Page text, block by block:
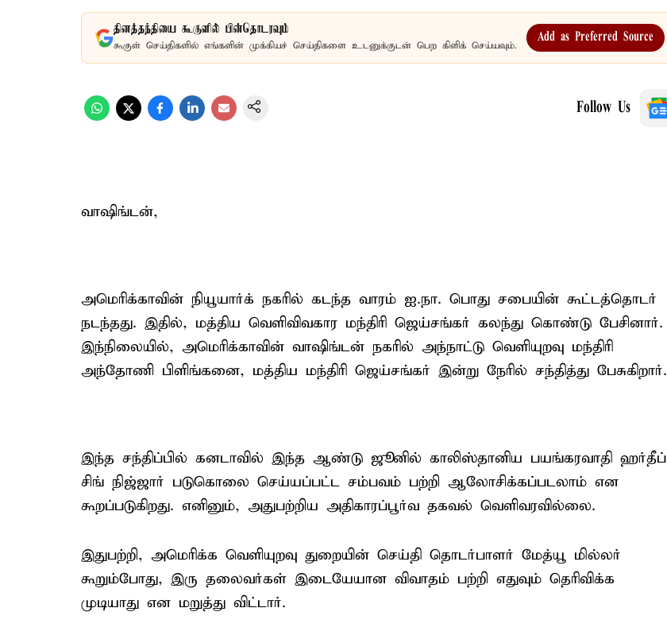
தினத்தந்தியை கூகுளில் பின்தொடரவும்
கூகுள் செய்திகளில் எங்களின் முக்கியச் செய்திகளை உடனுக்குடன் பெற கிளிக் செய்யவும்.
Add as Preferred Source
Follow Us
வாஷிங்டன்,
அமெரிக்காவின் நியூயார்க் நகரில் கடந்த வாரம் ஐ.நா. பொது சபையின் கூட்டத்தொடர்
நடந்தது. இதில், மத்திய வெளிவிவகார மந்திரி ஜெய்சங்கர் கலந்து கொண்டு பேசினார்.
இந்நிலையில், அமெரிக்காவின் வாஷிங்டன் நகரில் அந்நாட்டு வெளியுறவு மந்திரி
அந்தோணி பிளிங்கனை, மத்திய மந்திரி ஜெய்சங்கர் இன்று நேரில் சந்தித்து பேசுகிறார்.
இந்த சந்திப்பில் கனடாவில் இந்த ஆண்டு ஜூனில் காலிஸ்தானிய பயங்கரவாதி ஹர்தீப்
சிங் நிஜ்ஜார் படுகொலை செய்யப்பட்ட சம்பவம் பற்றி ஆலோசிக்கப்படலாம் என
கூறப்படுகிறது. எனினும், அதுபற்றிய அதிகாரப்பூர்வ தகவல் வெளிவரவில்லை.
இதுபற்றி, அமெரிக்க வெளியுறவு துறையின் செய்தி தொடர்பாளர் மேத்யூ மில்லர்
கூறும்போது, இரு தலைவர்கள் இடையேயான விவாதம் பற்றி எதுவும் தெரிவிக்க
முடியாது என மறுத்து விட்டார்.